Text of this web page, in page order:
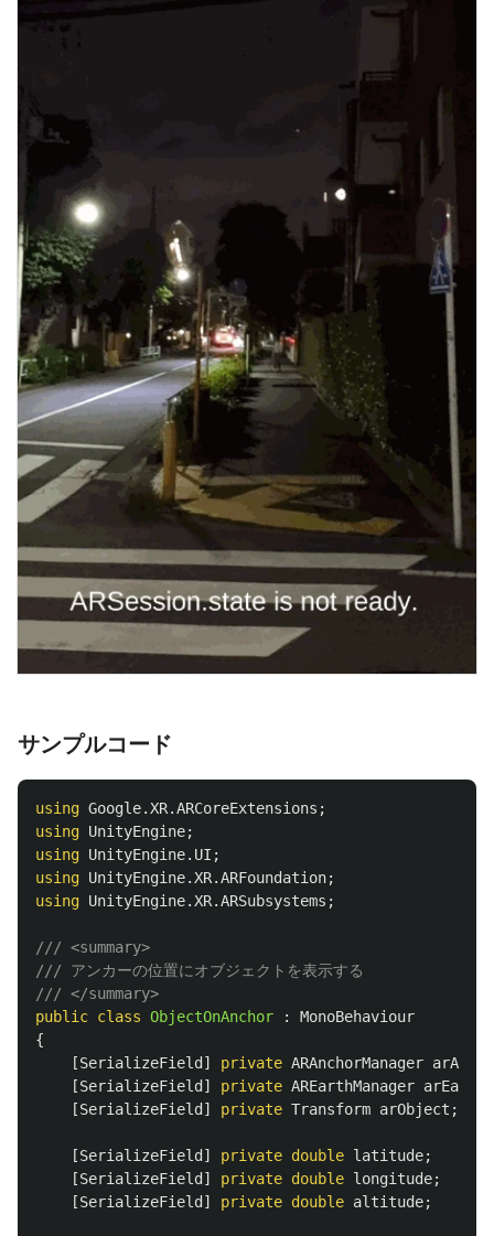
サンプルコード
using Google.XR.ARCoreExtensions ;
using UnityEngine;
using UnityEngine.UI ;
using UnityEngine.XR.ARFoundation;
using UnityEngine.XR.ARSubsystems ;
/// <summary>
/// アンカーの位置にオブジェクトを表示する
/// </summary>
public class ObjectOnAnchor :
MonoBehaviour
{
[SerializeField ] private ARAnchorManager
[SerializeField ] private AREarthManager
[SerializeField ] private Transform arObject ;
[SerializeField ] private double latitude;
[SerializeField ] private double longitude;
[SerializeField ] private double altitude;